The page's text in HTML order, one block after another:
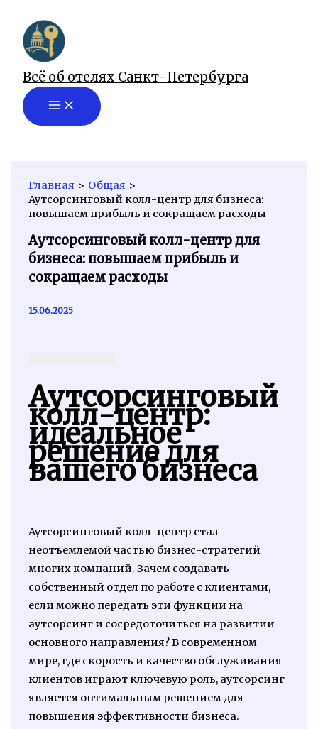
содержимому
Всё об отелях Санкт-Петербурга
Главная
Общая
Аутсорсинговый колл-центр для бизнеса:
повышаем прибыль и сокращаем расходы
Аутсорсинговый колл-центр для
бизнеса: повышаем прибыль и
сокращаем расходы
15.06.2025
Аутсорсинговый
колл-центр:
идеальное
решение для
вашего бизнеса
Аутсорсинговый колл-центр стал
неотъемлемой частью бизнес-стратегий
многих компаний. Зачем создавать
собственный отдел по работе с клиентами,
если можно передать эти функции на
аутсорсинг и сосредоточиться на развитии
основного направления? В современном
мире, где скорость и качество обслуживания
клиентов играют ключевую роль, аутсорсинг
является оптимальным решением для
повышения эффективности бизнеса.